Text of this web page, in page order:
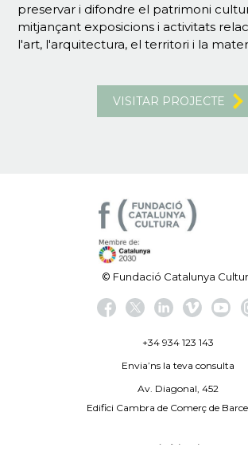
preservar i difondre el patrimoni
mitjançant exposicions i activitats
l'art, l'arquitectura, el territori i la
VISITAR PROJECTE
© Fundació Catalunya
+34 934 123 143
Envia’ns la teva consulta
Av. Diagonal, 452
Edifici Cambra de Comerç de
Avís legal